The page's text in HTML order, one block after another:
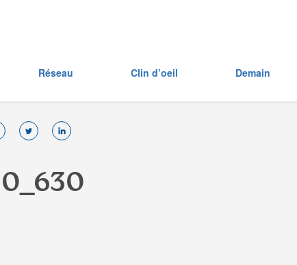
Réseau Clin d’oeil Demain
0 630